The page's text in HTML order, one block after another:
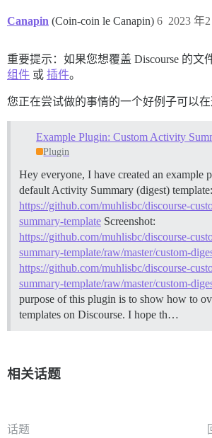
Canapin (Coin-coin le Canapin) 2023 年
6
重要提示：如果您想覆盖 Discourse 的文
组件 或 插件。
您正在尝试做的事情的一个好例子可以在
Example Plugin: Custom Activity
Plugin
Hey everyone, I have created an example
default Activity Summary (digest) template:
https://github.com/muhlisbc/discourse-
summary-template Screenshot:
https://github.com/muhlisbc/discourse-
summary-template/raw/master/custom-
https://github.com/muhlisbc/discourse-
summary-template/raw/master/custom-
purpose of this plugin is to show how to
templates on Discourse. I hope th…
相关话题
话题